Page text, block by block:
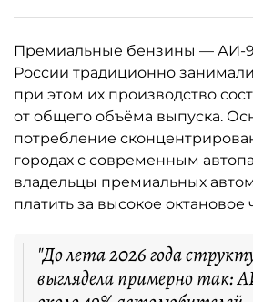
Премиальные бензины — АИ-
России традиционно
при этом их производство
от общего объёма выпуска.
потребление
городах с современным
владельцы премиальных
платить за высокое октановое
"До лета 2026 года
выглядела примерно так: